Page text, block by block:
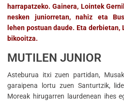
harrapatzeko. Gainera, Lointek
nesken juniorretan, nahiz eta
lehen postuan daude. Eta
bikooitza.
MUTILEN JUNIOR
Asteburua itxi zuen partidan,
garaipena lortu zuen Santurtzik,
Moreak hirugarren laurdenean ihes